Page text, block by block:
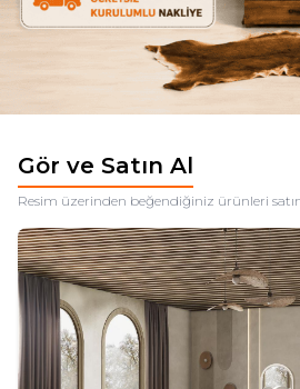
Gör ve Satın Al
Resim üzerinden beğendiğiniz ürünleri